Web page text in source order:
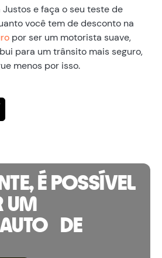
e faça o seu teste de
você tem de desconto na
por ser um motorista suave,
para um trânsito mais seguro,
menos por isso.
É POSSÍVEL
UM
DE